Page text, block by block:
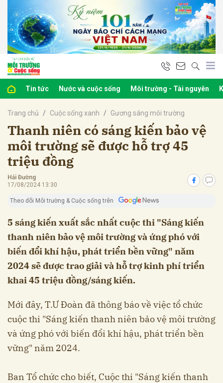
Tin tức Nước và cuộc sống Môi trường - Tài nguyên
Trang chủ Cuộc sống xanh Gương sáng môi trường
Thanh niên có sáng kiến bảo vệ
môi trường sẽ được hỗ trợ 45
triệu đồng
Hải Đường
17/08/2024 13:30
Theo dõi Môi trường & Cuộc sống trên
5 sáng kiến xuất sắc nhất cuộc thi "Sáng kiến
thanh niên bảo vệ môi trường và ứng phó với
biến đổi khí hậu, phát triển bền vững" năm
2024 sẽ được trao giải và hỗ trợ kinh phí triển
khai 45 triệu đồng/sáng kiến.
Mới đây, T.Ư Đoàn đã thông báo về việc tổ chức
cuộc thi "Sáng kiến thanh niên bảo vệ môi trường
và ứng phó với biến đổi khí hậu, phát triển bền
vững" năm 2024.
Ban Tổ chức cho biết, Cuộc thi "Sáng kiến thanh
luận